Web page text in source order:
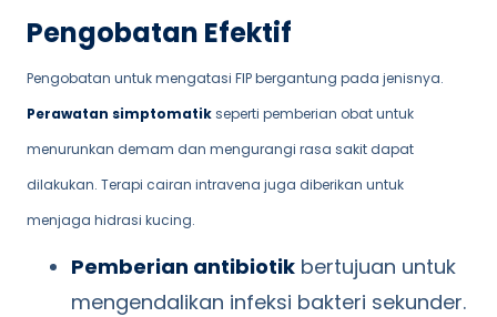
Pengobatan Efektif
Pengobatan untuk mengatasi FIP bergantung pada jenisnya.
Perawatan simptomatikseperti pemberian obat untuk
menurunkan demam dan mengurangi rasa sakit dapat
dilakukan. Terapi cairan intravena juga diberikan untuk
menjaga hidrasi kucing.
Pemberian antibiotik bertujuan untuk
mengendalikan infeksi bakteri sekunder.